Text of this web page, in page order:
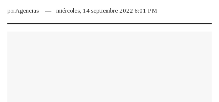
porAgencias miércoles, 14 septiembre 2022 6:01 PM